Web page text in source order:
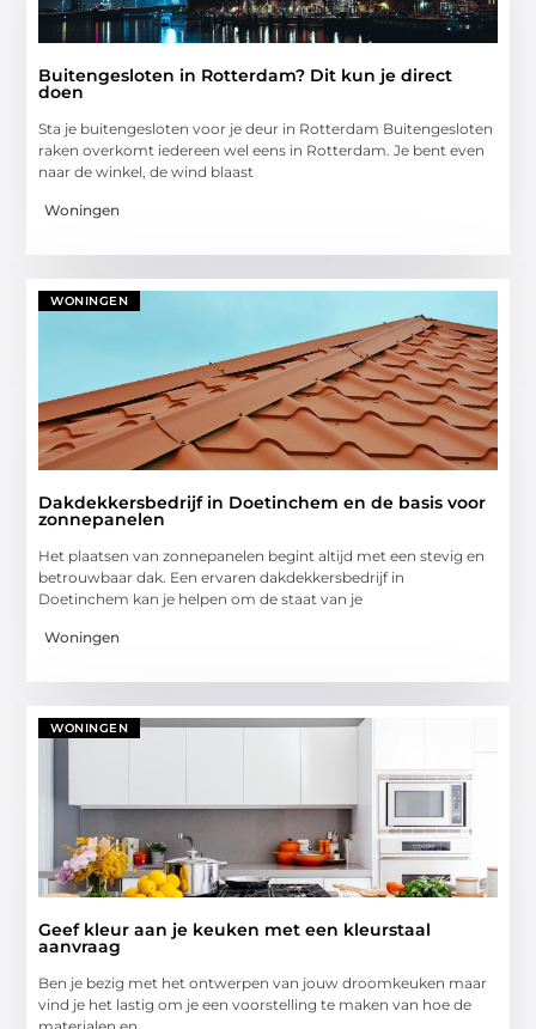
Buitengesloten in Rotterdam? Dit kun je direct
doen
Sta je buitengesloten voor je deur in Rotterdam Buitengesloten
raken overkomt iedereen wel eens in Rotterdam. Je bent even
naar de winkel, de wind blaast
Woningen
WONINGEN
Dakdekkersbedrijf in Doetinchem en de basis voor
zonnepanelen
Het plaatsen van zonnepanelen begint altijd met een stevig en
betrouwbaar dak. Een ervaren dakdekkersbedrijf in
Doetinchem kan je helpen om de staat van je
Woningen
WONINGEN
Geef kleur aan je keuken met een kleurstaal
aanvraag
Ben je bezig met het ontwerpen van jouw droomkeuken maar
vind je het lastig om je een voorstelling te maken van hoe de